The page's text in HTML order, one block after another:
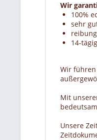
Wir
100%
sehr
14-
Wir führen
Mit
Unsere